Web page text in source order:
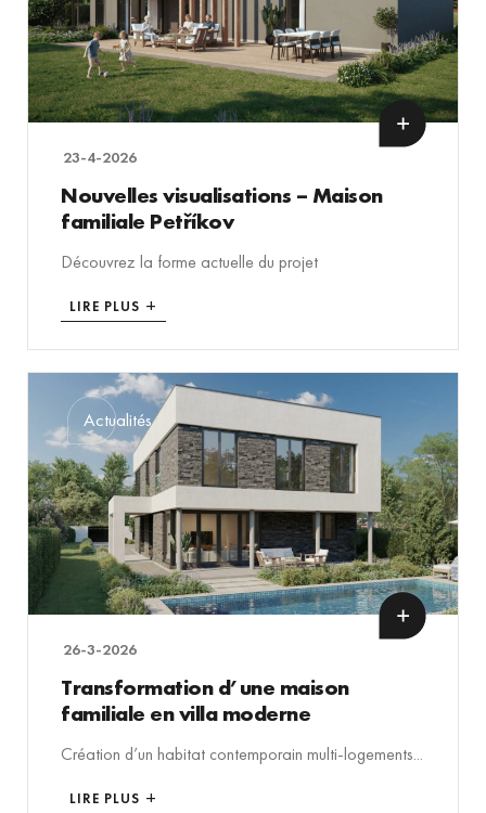
23-4-2026
Nouvelles visualisations – Maison
familiale Petříkov
Découvrez la forme actuelle du projet
LIRE PLUS
Actualités
26-3-2026
Transformation d’une maison
familiale en villa moderne
Création d’un habitat contemporain multi-logements...
LIRE PLUS